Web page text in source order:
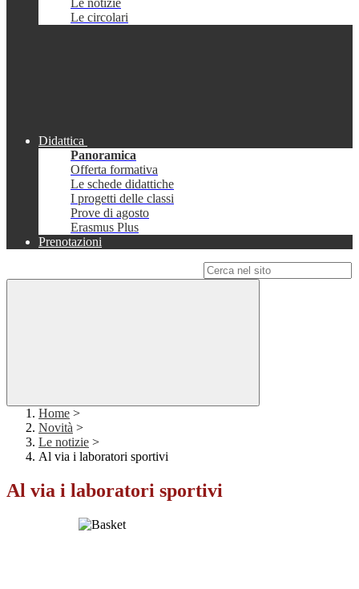
Le notizie
Le circolari
Didattica
Panoramica
Offerta formativa
Le schede didattiche
I progetti delle classi
Prove di agosto
Erasmus Plus
Prenotazioni
Home >
Novità >
Le notizie >
Al via i laboratori sportivi
Al via i laboratori sportivi